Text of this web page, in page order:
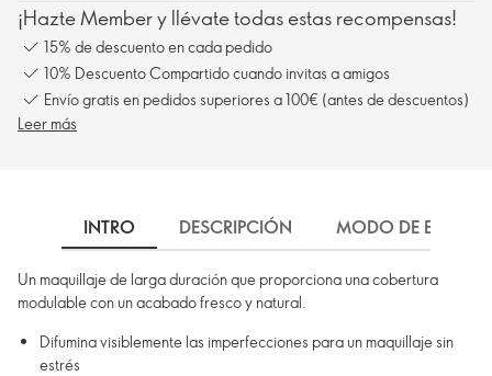
¡Hazte Member y llévate todas estas recompensas!
15% de descuento en cada pedido
10% Descuento Compartido cuando invitas a amigos
Envío gratis en pedidos superiores a 100€ (antes de descuentos)
Leer más
INTRO DESCRIPCIÓN MODO DE EMPLEO
Un maquillaje de larga duración que proporciona una cobertura
modulable con un acabado fresco y natural.
Difumina visiblemente las imperfecciones para un maquillaje sin
estrés